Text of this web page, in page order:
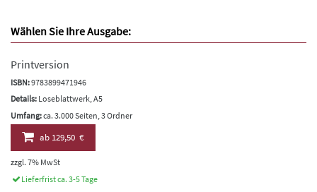
Wählen Sie Ihre Ausgabe:
Printversion
ISBN:9783899471946
Details: Loseblattwerk, A5
Umfang:ca. 3.000 Seiten, 3 Ordner
ab129,50 €
zzgl. 7% MwSt
Lieferfrist ca. 3-5 Tage